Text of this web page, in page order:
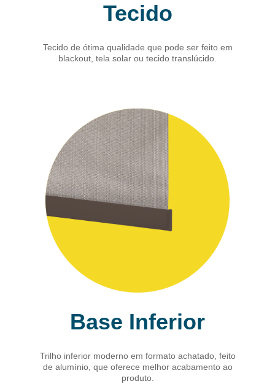
Tecido
Tecido de ótima qualidade que pode ser feito em
blackout, tela solar ou tecido translúcido.
Base Inferior
Trilho inferior moderno em formato achatado, feito
de alumínio, que oferece melhor acabamento ao
produto.